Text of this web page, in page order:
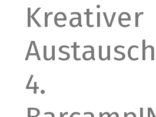
Kreativer
4.